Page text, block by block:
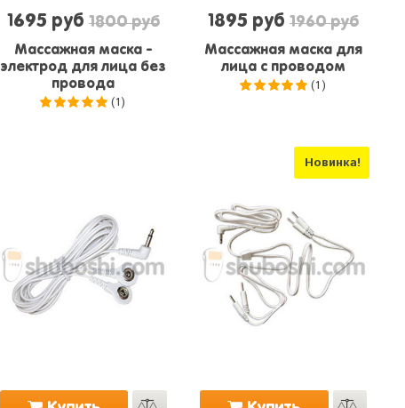
1695 руб 1800 руб
Массажная маска -
электрод для лица без
провода
(1)
1895 руб 1960 руб
Массажная маска для
лица с проводом
(1)
Новинка!